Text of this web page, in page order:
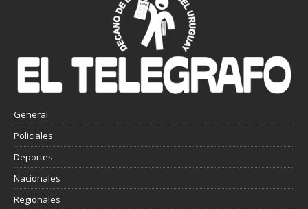
General
Policiales
Deportes
Nacionales
Regionales